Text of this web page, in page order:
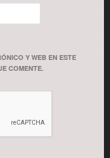
Y WEB EN ESTE
COMENTE.